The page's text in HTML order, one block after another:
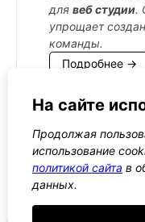
для веб студии.
упрощает
команды.
Подробнее →
← 1
Все
На сайте
Продолжая
использование
политикой сайта в
данных.